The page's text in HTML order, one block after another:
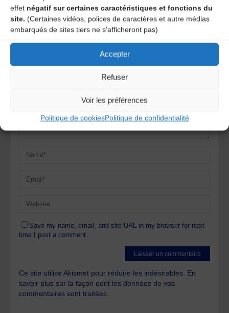
effet négatif sur certaines caractéristiques et fonctions du
site. (Certaines vidéos, polices de caractères et autre médias
embarqués de sites tiers ne s'afficheront pas)
Accepter
Refuser
Voir les préférences
Politique de cookiesPolitique de confidentialité
commentaire
Votre adresse e-mail ne sera pas publiée. Les champs
obligatoires sont indiqués avec*
Save my name, email, and site URL in my browser for next
time I post a comment.
Ce site utilise Akismet pour réduire les indésirables. En
savoir plus sur la façon dont les données de vos
commentaires sont traitées